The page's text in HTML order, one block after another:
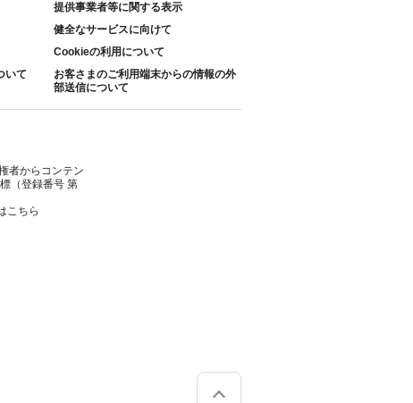
提供事業者等に関する表示
健全なサービスに向けて
Cookieの利用について
いて
お客さまのご利用端末からの情報の外
部送信について
者からコンテン
（登録番号 第
こちら